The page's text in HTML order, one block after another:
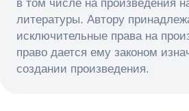
в том числе на произведения
литературы. Автору
исключительные права на
право дается ему законом
создании произведения.